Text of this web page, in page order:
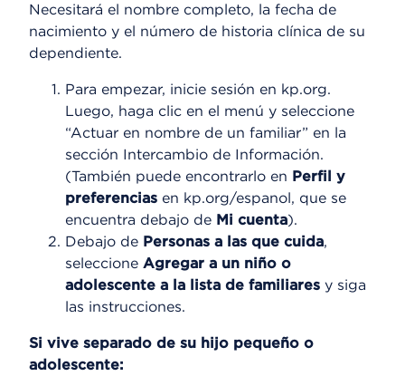
Necesitará el nombre completo, la fecha de
nacimiento y el número de historia clínica de su
dependiente.
Para empezar, inicie sesión en kp.org.
Luego, haga clic en el menú y seleccione
“Actuar en nombre de un familiar” en la
sección Intercambio de Información.
(También puede encontrarlo en Perfil y
preferencias en kp.org/espanol, que se
encuentra debajo de Mi cuenta).
Debajo de Personas a las que cuida,
seleccione Agregar a un niño o
adolescente a la lista de familiares y siga
las instrucciones.
Si vive separado de su hijo pequeño o
adolescente: